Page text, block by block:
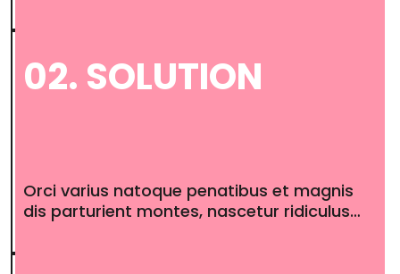
02. SOLUTION
Orci varius natoque penatibus et magnis
dis parturient montes, nascetur ridiculus…